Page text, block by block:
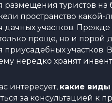
размещения туристов на
пространство какой-
дачных участков.
проще, но и порой
приусадебных участков.
нередко хранят
интересует, какие
за консультацией к